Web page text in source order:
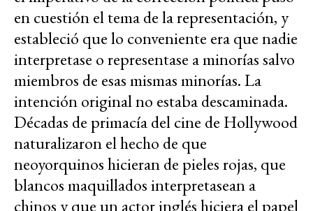
en cuestión el tema de la representación, y
estableció que lo conveniente era que nadie
interpretase o representase a minorías salvo
miembros de esas mismas minorías. La
intención original no estaba descaminada.
Décadas de primacía del cine de Hollywood
naturalizaron el hecho de que
neoyorquinos hicieran de pieles rojas, que
blancos maquillados interpretasean a
chinos y que un actor inglés hiciera el papel